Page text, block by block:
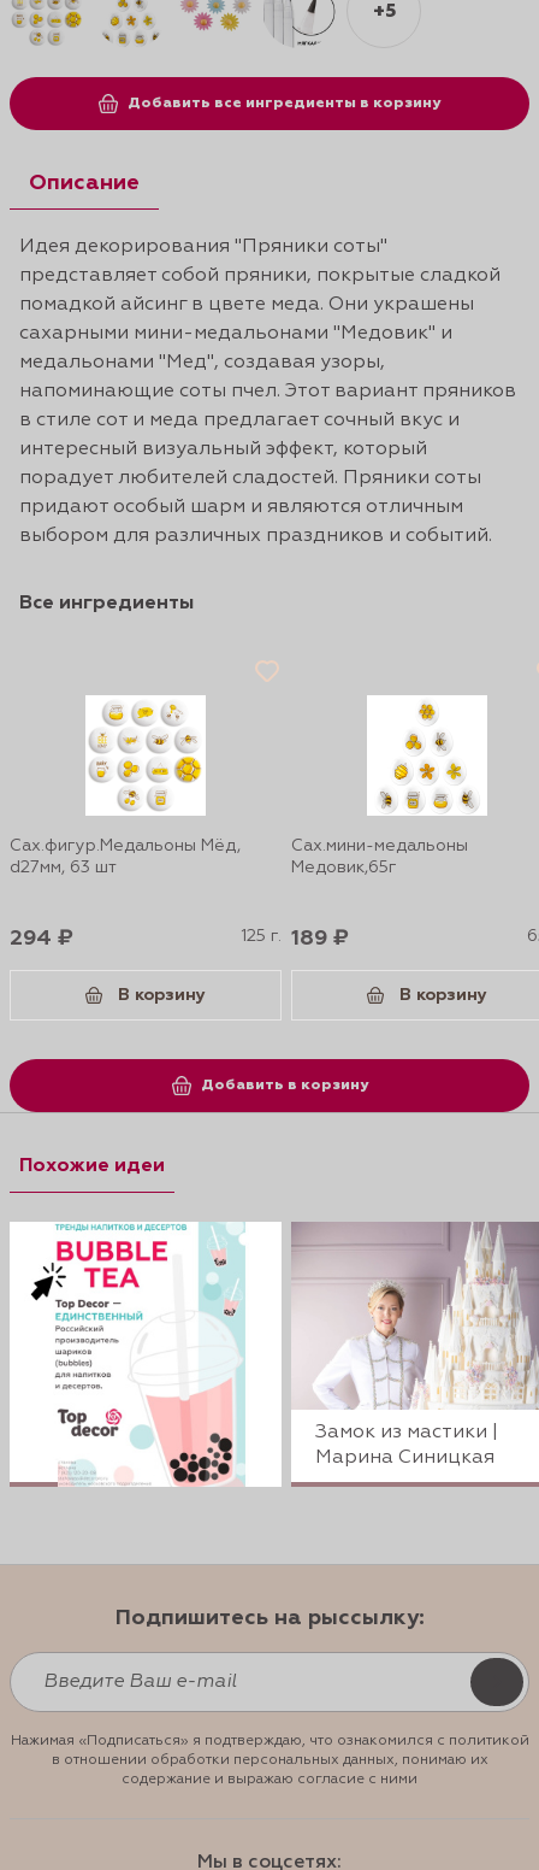
+5
Добавить все ингредиенты в корзину
Описание
Идея декорирования "Пряники соты"
представляет собой пряники, покрытые сладкой
помадкой айсинг в цвете меда. Они украшены
сахарными мини-медальонами "Медовик" и
медальонами "Мед", создавая узоры,
напоминающие соты пчел. Этот вариант пряников
в стиле сот и меда предлагает сочный вкус и
интересный визуальный эффект, который
порадует любителей сладостей. Пряники соты
придают особый шарм и являются отличным
выбором для различных праздников и событий.
Все ингредиенты
Сах.фигур.Медальоны Мёд,
d27мм, 63 шт
294 ₽ 125 г.
В корзину
Сах.мини-медальоны
Медовик,65г
189 ₽
В корзину
Добавить в корзину
Похожие идеи
Замок из мастики |
Марина Синицкая
Подпишитесь на рыссылку:
Нажимая «Подписаться» я подтверждаю, что ознакомился с политикой
в отношении обработки персональных данных, понимаю их
содержание и выражаю согласие с ними
Мы в соцсетях: